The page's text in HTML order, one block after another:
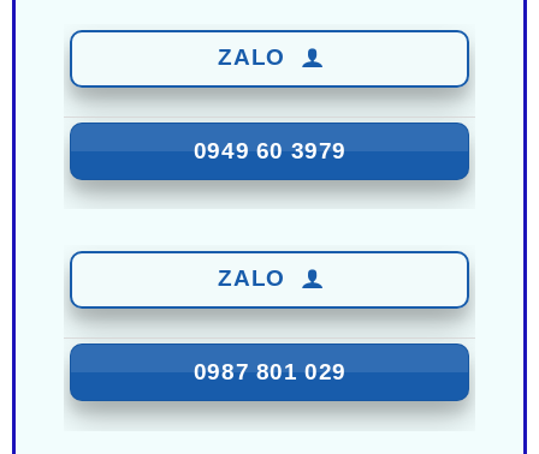
LIÊN HỆ BÁO GIÁ - TRẢ GÓP
ZALO
0949 60 3979
ZALO